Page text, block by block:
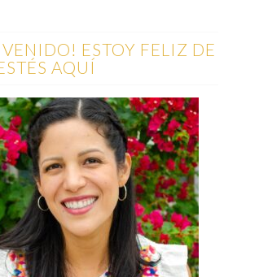
ESTOY FELIZ DE
AQUÍ